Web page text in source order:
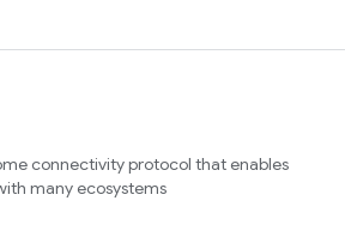
connectivity protocol that enables
many ecosystems